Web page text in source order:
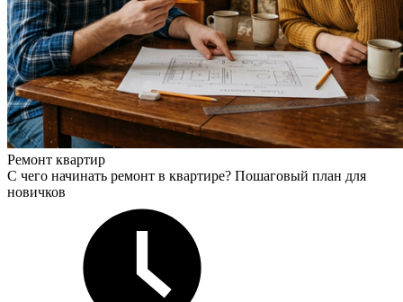
Ремонт квартир
С чего начинать ремонт в квартире? Пошаговый план для
новичков